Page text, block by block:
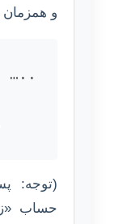
و
…..
(توجه: